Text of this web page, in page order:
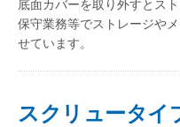
底面カバーを取り外すとス
保守業務等でストレージや
せています。
スクリュータイ